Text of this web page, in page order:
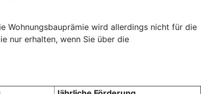
Wohnungsbauprämie wird allerdings nicht für die
nur erhalten, wenn Sie über die